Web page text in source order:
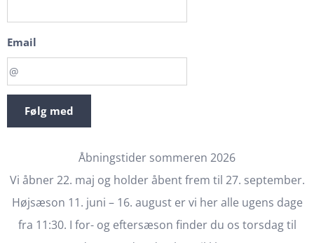
Email
Følg med
Åbningstider sommeren 2026
Vi åbner 22. maj og holder åbent frem til 27. september.
Højsæson 11. juni – 16. august er vi her alle ugens dage
fra 11:30. I for- og eftersæson finder du os torsdag til